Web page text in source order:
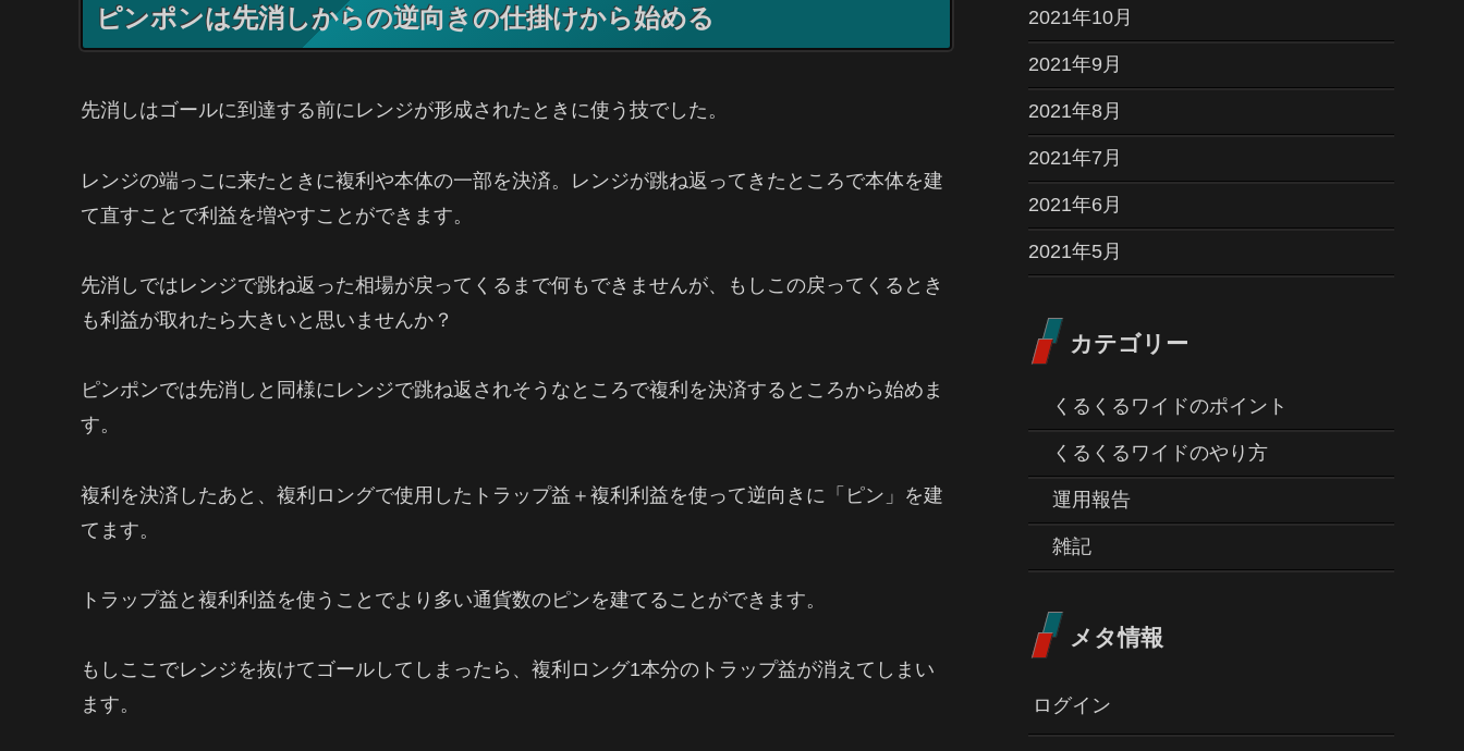
ピンポンは先消しからの逆向きの仕掛けから始める
先消しはゴールに到達する前にレンジが形成されたときに使う技でした。
レンジの端っこに来たときに複利や本体の一部を決済。レンジが跳ね返ってきたところで本体を建
て直すことで利益を増やすことができます。
先消しではレンジで跳ね返った相場が戻ってくるまで何もできませんが、もしこの戻ってくるとき
も利益が取れたら大きいと思いませんか？
ピンポンでは先消しと同様にレンジで跳ね返されそうなところで複利を決済するところから始めま
す。
複利を決済したあと、複利ロングで使用したトラップ益＋複利利益を使って逆向きに「ピン」を建
てます。
トラップ益と複利利益を使うことでより多い通貨数のピンを建てることができます。
もしここでレンジを抜けてゴールしてしまったら、複利ロング1本分のトラップ益が消えてしまい
ます。
2021年10月
2021年9月
2021年8月
2021年7月
2021年6月
2021年5月
カテゴリー
くるくるワイドのポイント
くるくるワイドのやり方
運用報告
雑記
メタ情報
ログイン